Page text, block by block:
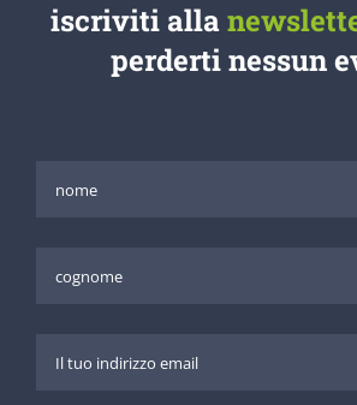
iscriviti alla
perderti nessun